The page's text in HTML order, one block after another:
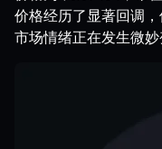
价格经历了显著回调
市场情绪正在发生微妙